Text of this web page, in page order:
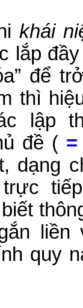
khái
lắp
để
thì
lập
đề (
dạng
quy